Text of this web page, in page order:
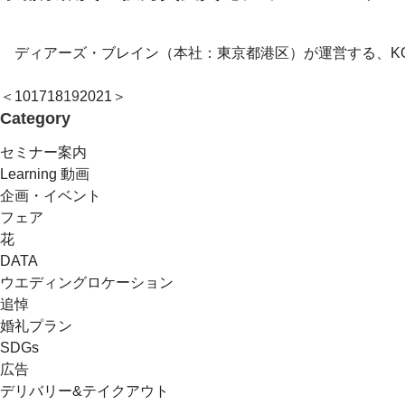
ディアーズ・ブレイン（本社：東京都港区）が運営する、
＜ 101718192021 ＞
Category
セミナー案内
Learning 動画
企画・イベント
フェア
花
DATA
ウエディングロケーション
追悼
婚礼プラン
SDGs
広告
デリバリー&テイクアウト